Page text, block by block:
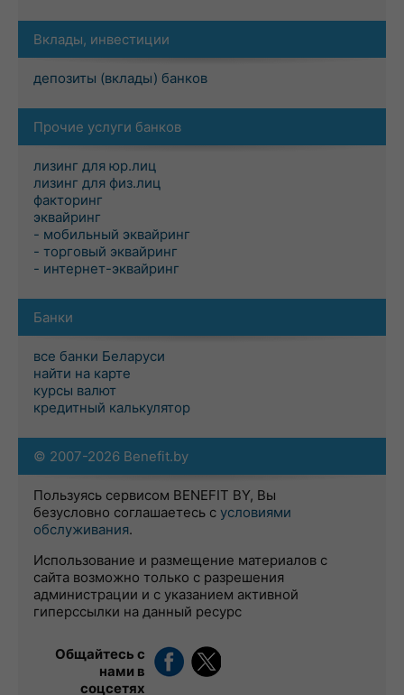
Вклады, инвестиции
депозиты (вклады) банков
Прочие услуги банков
лизинг для юр.лиц
лизинг для физ.лиц
факторинг
эквайринг
- мобильный эквайринг
- торговый эквайринг
- интернет-эквайринг
Банки
все банки Беларуси
найти на карте
курсы валют
кредитный калькулятор
© 2007-2026 Benefit.by
Пользуясь сервисом BENEFIT BY, Вы
безусловно соглашаетесь с условиями
обслуживания.
Использование и размещение материалов с
сайта возможно только с разрешения
администрации и с указанием активной
гиперссылки на данный ресурс
Общайтесь с
нами в
соцсетях